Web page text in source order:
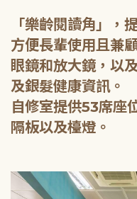
「樂齡閱讀角」，
方便長輩使用且兼
眼鏡和放大鏡，以
及銀髮健康資訊。
自修室提供53席座